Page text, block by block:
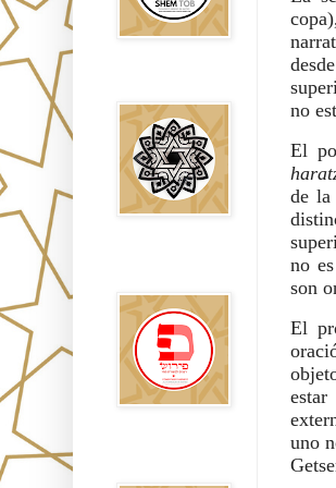
no
El
de
no
son
El
uno